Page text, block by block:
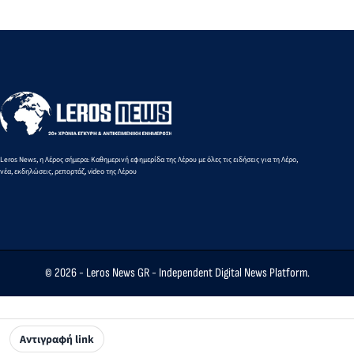
Αντιγραφή link
Leros News, η Λέρος σήμερα: Καθημερινή εφημερίδα της Λέρου με όλες τις ειδήσεις για τη Λέρο,
νέα, εκδηλώσεις, ρεπορτάζ, video της Λέρου
© 2026 - Leros News GR- Independent Digital News Platform.